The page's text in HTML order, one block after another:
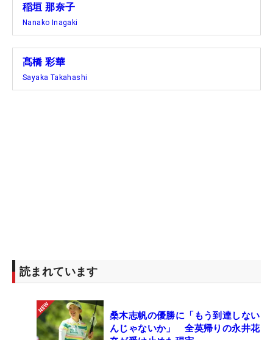
FORGED』と旋風を巻き起こしている。
ミズノは同社のクラブを使用している選手が優勝し
た際、そのヘッドがついたトロフィーをプレゼント
するという活動も長年続けている。今週の大会終了
稲垣 那奈子
Nanako Inagaki
髙橋 彩華
Sayaka Takahashi
読まれています
桑木志帆の優勝に「もう到達しない
んじゃないか」 全英帰りの永井花